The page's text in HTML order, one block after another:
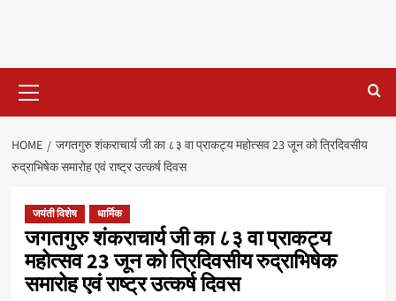
Menu
HOME
जगतगुरु शंकराचार्य जी का ८३ वा प्राकट्य महोत्सव 23 जून को त्रिदिवसीय
रुद्राभिषेक समारोह एवं राष्ट्र उत्कर्ष दिवस
जयंती विशेष धार्मिक
जगतगुरु शंकराचार्य जी का ८३ वा प्राकट्य
महोत्सव 23 जून को त्रिदिवसीय रुद्राभिषेक
समारोह एवं राष्ट्र उत्कर्ष दिवस